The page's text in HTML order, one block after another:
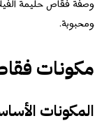
وصفة فقاص حليمة
ومحبوبة.
مكونات
المكونات